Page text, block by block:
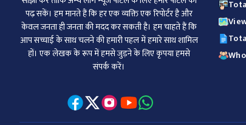
पढ़ सकें। हम मानते हैं कि हर एक व्यक्ति एक रिपोर्टर है और
केवल जनता ही जनता की मदद कर सकती है। हम चाहते हैं कि
आप सच्चाई के साथ चलने की हमारी पहल में हमारे साथ शामिल
हों। एक लेखक के रूप में हमसे जुड़ने के लिए कृपया हमसे
संपर्क करें।